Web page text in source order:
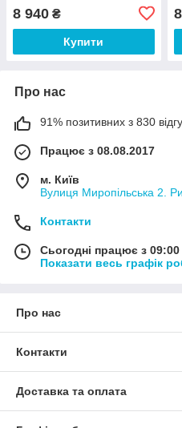
8 940 ₴
Купити
Про нас
91% позитивних з 830
Працює з 08.08.2017
м. Київ
Вулиця Миропільська 2.
Контакти
Сьогодні працює з
Показати весь графік
Про нас
Контакти
Доставка та оплата